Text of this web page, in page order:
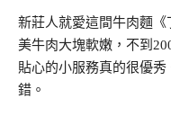
新莊人就愛這間牛肉麵
美牛肉大塊軟嫩，不到
貼心的小服務真的很優
錯。